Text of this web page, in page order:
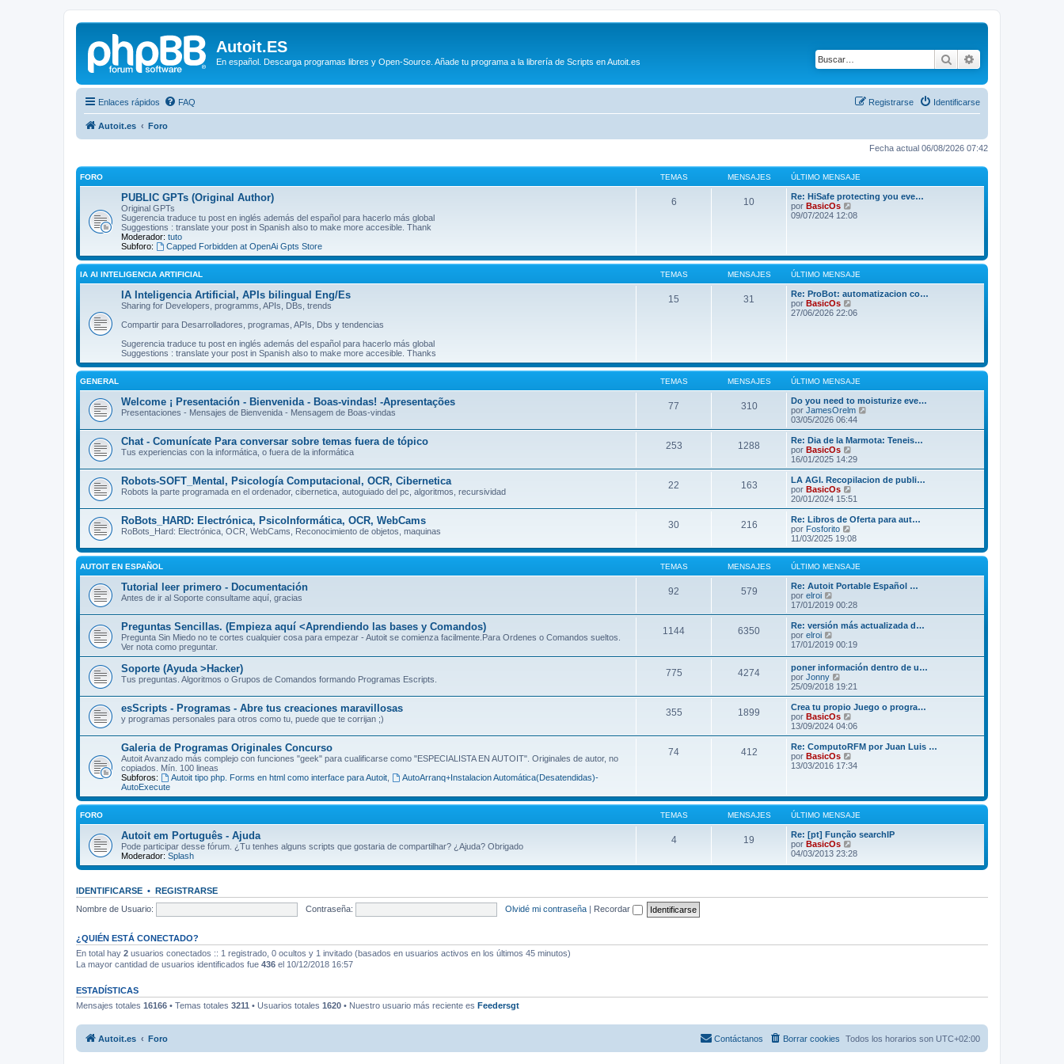
Autoit.ES
En español. Descarga programas libres y Open-Source. Añade tu programa a la librería de Scripts en Autoit.es Buscar
Enlaces rápidos FAQ Identificarse
Registrarse
Autoit.es Foro
Fecha actual 06/08/2026 07:42
FORO TEMAS MENSAJES ÚLTIMO MENSAJE
PUBLIC GPTs (Original Author)
Original GPTs
Sugerencia traduce tu post en inglés además del español para hacerlo más global
Suggestions : translate your post in Spanish also to make more accesible. Thank
Moderador: tuto
Subforo:
Capped Forbidden at OpenAi Gpts Store
6 10
Re: HiSafe protecting you eve…
por BasicOs
e
i
m
m
e
n
s
09/07/2024 12:08
IA AI INTELIGENCIA ARTIFICIAL TEMAS MENSAJES ÚLTIMO MENSAJE
IA Inteligencia Artificial, APIs bilingual Eng/Es
Sharing for Developers, programms, APIs, DBs, trends
Compartir para Desarrolladores, programas, APIs, Dbs y tendencias
Sugerencia traduce tu post en inglés además del español para hacerlo más global
Suggestions : translate your post in Spanish also to make more accesible. Thanks
15 31
Re: ProBot: automatizacion co…
por BasicOs
e
m
o
e
n
s
a
j
e
27/06/2026 22:06
GENERAL TEMAS MENSAJES ÚLTIMO MENSAJE
Welcome ¡ Presentación - Bienvenida - Boas-vindas! -Apresentações
Presentaciones - Mensajes de Bienvenida - Mensagem de Boas-vindas
77 310
Do you need to moisturize eve…
por JamesOrelm
r
ú
m
o
s
e
03/05/2026 06:44
Chat - Comunícate Para conversar sobre temas fuera de tópico
Tus experiencias con la informática, o fuera de la informática
253 1288
Re: Dia de la Marmota: Teneis…
por BasicOs
e
r
ú
t
m
o
m
e
n
s
a
j
e
16/01/2025 14:29
Robots-SOFT_Mental, Psicología Computacional, OCR, Cibernetica
Robots la parte programada en el ordenador, cibernetica, autoguiado del pc, algoritmos, recursividad
22 163
LA AGI. Recopilacion de publi…
por BasicOs
e
r
ú
t
m
o
m
e
s
j
e
20/01/2024 15:51
RoBots_HARD: Electrónica, PsicoInformática, OCR, WebCams
RoBots_Hard: Electrónica, OCR, WebCams, Reconocimiento de objetos, maquinas
30 216
Re: Libros de Oferta para aut…
por Fosforito
e
r
ú
l
t
i
o
m
e
s
j
e
11/03/2025 19:08
AUTOIT EN ESPAÑOL TEMAS MENSAJES ÚLTIMO MENSAJE
Tutorial leer primero - Documentación
Antes de ir al Soporte consultame aquí, gracias
92 579
Re: Autoit Portable Español …
por elroi
e
r
ú
t
m
o
m
e
n
s
a
j
e
17/01/2019 00:28
Preguntas Sencillas. (Empieza aquí <Aprendiendo las bases y Comandos)
Pregunta Sin Miedo no te cortes cualquier cosa para empezar - Autoit se comienza facilmente.Para Ordenes o Comandos sueltos.
Ver nota como preguntar.
1144 6350
Re: versión más actualizada d…
por elroi
e
l
t
i
m
o
m
e
n
s
a
j
17/01/2019 00:19
Soporte (Ayuda >Hacker)
Tus preguntas. Algoritmos o Grupos de Comandos formando Programas Escripts.
775 4274
poner información dentro de u…
por Jonny
e
r
ú
t
m
o
m
e
a
j
e
25/09/2018 19:21
esScripts - Programas - Abre tus creaciones maravillosas
y programas personales para otros como tu, puede que te corrijan ;)
355 1899
Crea tu propio Juego o progra…
por BasicOs
e
r
ú
t
m
e
n
a
j
e
13/09/2024 04:06
Galeria de Programas Originales Concurso
Autoit Avanzado más complejo con funciones "geek" para cualificarse como "ESPECIALISTA EN AUTOIT". Originales de autor, no
copiados. Mín. 100 lineas
Subforos:
Autoit tipo php. Forms en html como interface para Autoit,
AutoArranq+Instalacion Automática(Desatendidas)-
AutoExecute
74 412
Re: ComputoRFM por Juan Luis …
por BasicOs
e
t
i
o
m
e
n
s
e
13/03/2016 17:34
FORO TEMAS MENSAJES ÚLTIMO MENSAJE
Autoit em Português - Ajuda
Pode participar desse fórum. ¿Tu tenhes alguns scripts que gostaria de compartilhar? ¿Ajuda? Obrigado
Moderador: Splash
4 19
Re: [pt] Função searchIP
por BasicOs
e
ú
i
n
04/03/2013 23:28
IDENTIFICARSE • REGISTRARSE
Nombre de Usuario:
Contraseña: Olvidé mi contraseña | Recordar
¿QUIÉN ESTÁ CONECTADO?
En total hay 2 usuarios conectados :: 1 registrado, 0 ocultos y 1 invitado (basados en usuarios activos en los últimos 45 minutos)
La mayor cantidad de usuarios identificados fue 436 el 10/12/2018 16:57
ESTADÍSTICAS
Mensajes totales 16166 • Temas totales 3211 • Usuarios totales 1620 • Nuestro usuario más reciente es Feedersgt
Autoit.es Foro Todos los horarios son UTC+02:00
Borrar cookies
Contáctanos